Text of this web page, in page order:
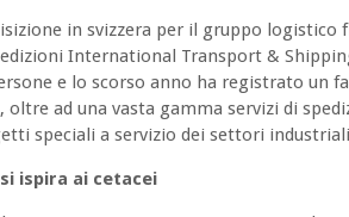
in svizzera per il gruppo logistico
International Transport &
e lo scorso anno ha registrato un
oltre ad una vasta gamma servizi di
speciali a servizio dei settori
si ispira ai cetacei